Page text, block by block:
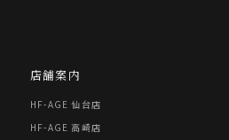
店舗案内
HF-AGE 仙台店
HF-AGE 高崎店